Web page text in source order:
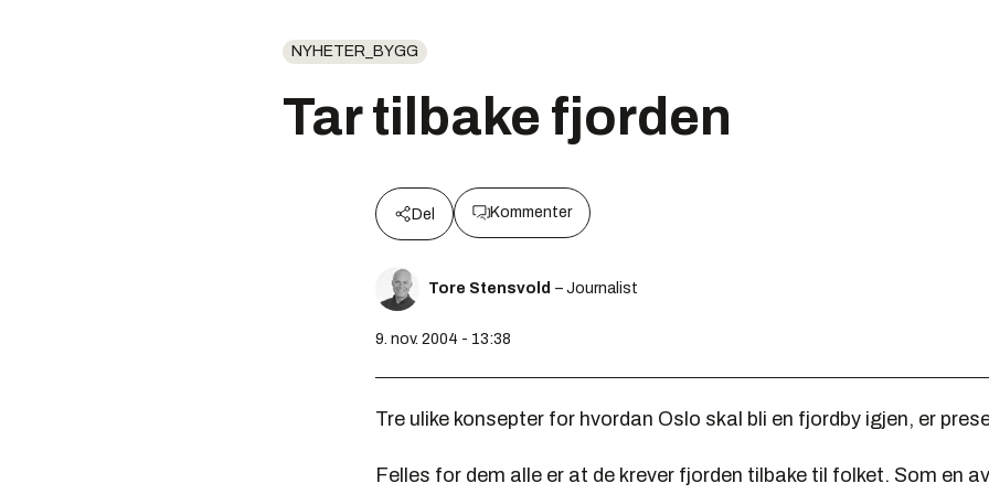
NYHETER_BYGG
Tar tilbake fjorden
Del Kommenter
Tore Stensvold – Journalist
9. nov. 2004 - 13:38
Tre ulike konsepter for hvordan Oslo skal bli en fjordby igjen, er
Felles for dem alle er at de krever fjorden tilbake til folket. Som en av